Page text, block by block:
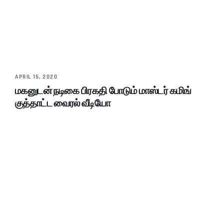
APRIL 15, 2020
மகனுடன் நடிகை பிரகதி போடும் மாஸ்டர் கமிங்
குத்தாட்ட வைரல் வீடியோ